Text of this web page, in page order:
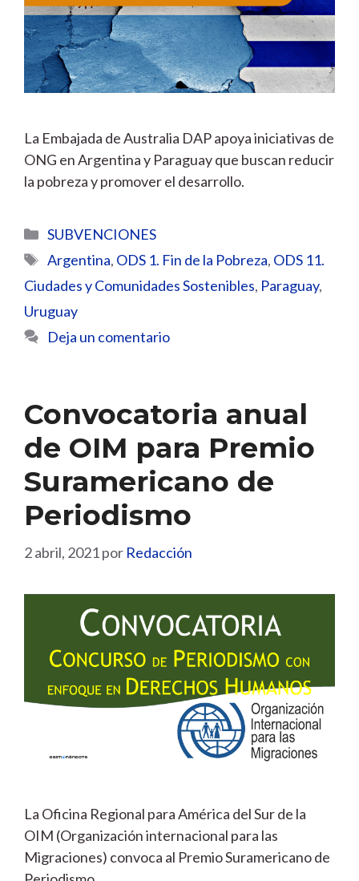
La Embajada de Australia DAP apoya iniciativas de
ONG en Argentina y Paraguay que buscan reducir
la pobreza y promover el desarrollo.
Categorías
SUBVENCIONES
Etiquetas
Argentina, ODS 1. Fin de la Pobreza, ODS 11.
Ciudades y Comunidades Sostenibles, Paraguay,
Uruguay
Deja un comentario
Convocatoria anual
de OIM para Premio
Suramericano de
Periodismo
2 abril, 2021por Redacción
La Oficina Regional para América del Sur de la
OIM (Organización internacional para las
Migraciones) convoca al Premio Suramericano de